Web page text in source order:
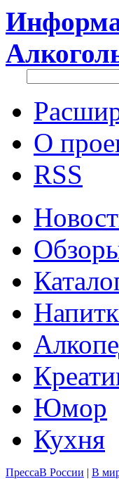
О
RSS
Юмор
Кухня
ПрессаВ России | В